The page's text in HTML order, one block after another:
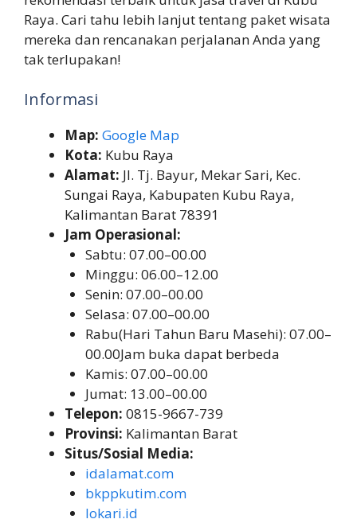
Raya. Cari tahu lebih lanjut tentang paket wisata
mereka dan rencanakan perjalanan Anda yang
tak terlupakan!
Informasi
Map: Google Map
Kota: Kubu Raya
Alamat: Jl. Tj. Bayur, Mekar Sari, Kec.
Sungai Raya, Kabupaten Kubu Raya,
Kalimantan Barat 78391
Jam Operasional:
Sabtu: 07.00–00.00
Minggu: 06.00–12.00
Senin: 07.00–00.00
Selasa: 07.00–00.00
Rabu(Hari Tahun Baru Masehi): 07.00–
00.00Jam buka dapat berbeda
Kamis: 07.00–00.00
Jumat: 13.00–00.00
Telepon: 0815-9667-739
Provinsi: Kalimantan Barat
Situs/Sosial Media:
idalamat.com
bkppkutim.com
lokari.id